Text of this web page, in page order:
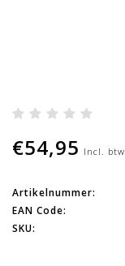
€54,95 Incl. btw
Artikelnummer:
EAN Code:
SKU: